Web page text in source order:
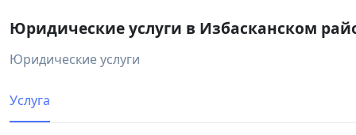
Юридические услуги в Избасканском
Юридические услуги
Услуга